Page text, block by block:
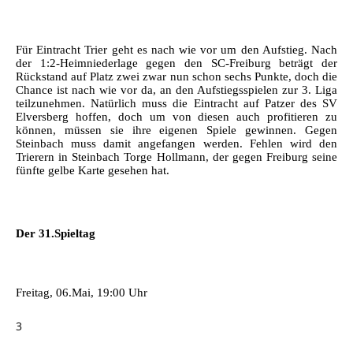
Für Eintracht Trier geht es nach wie vor um den Aufstieg. Nach
der 1:2-Heimniederlage gegen den SC-Freiburg beträgt der
Rückstand auf Platz zwei zwar nun schon sechs Punkte, doch die
Chance ist nach wie vor da, an den Aufstiegsspielen zur 3. Liga
teilzunehmen. Natürlich muss die Eintracht auf Patzer des SV
Elversberg hoffen, doch um von diesen auch profitieren zu
können, müssen sie ihre eigenen Spiele gewinnen. Gegen
Steinbach muss damit angefangen werden. Fehlen wird den
Trierern in Steinbach Torge Hollmann, der gegen Freiburg seine
fünfte gelbe Karte gesehen hat.
Der 31.Spieltag
Freitag, 06.Mai, 19:00 Uhr
3